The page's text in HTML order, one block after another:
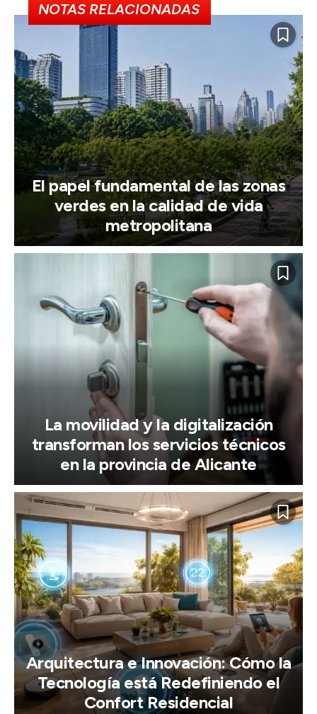
NOTAS RELACIONADAS
El papel fundamental de las zonas
verdes en la calidad de vida
metropolitana
La movilidad y la digitalización
transforman los servicios técnicos
en la provincia de Alicante
Arquitectura e Innovación: Cómo la
Tecnología está Redefiniendo el
Confort Residencial